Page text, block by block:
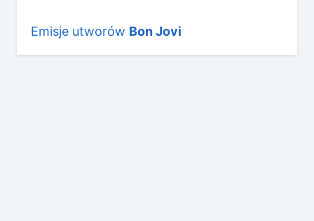
Emisje utworów Bon Jovi